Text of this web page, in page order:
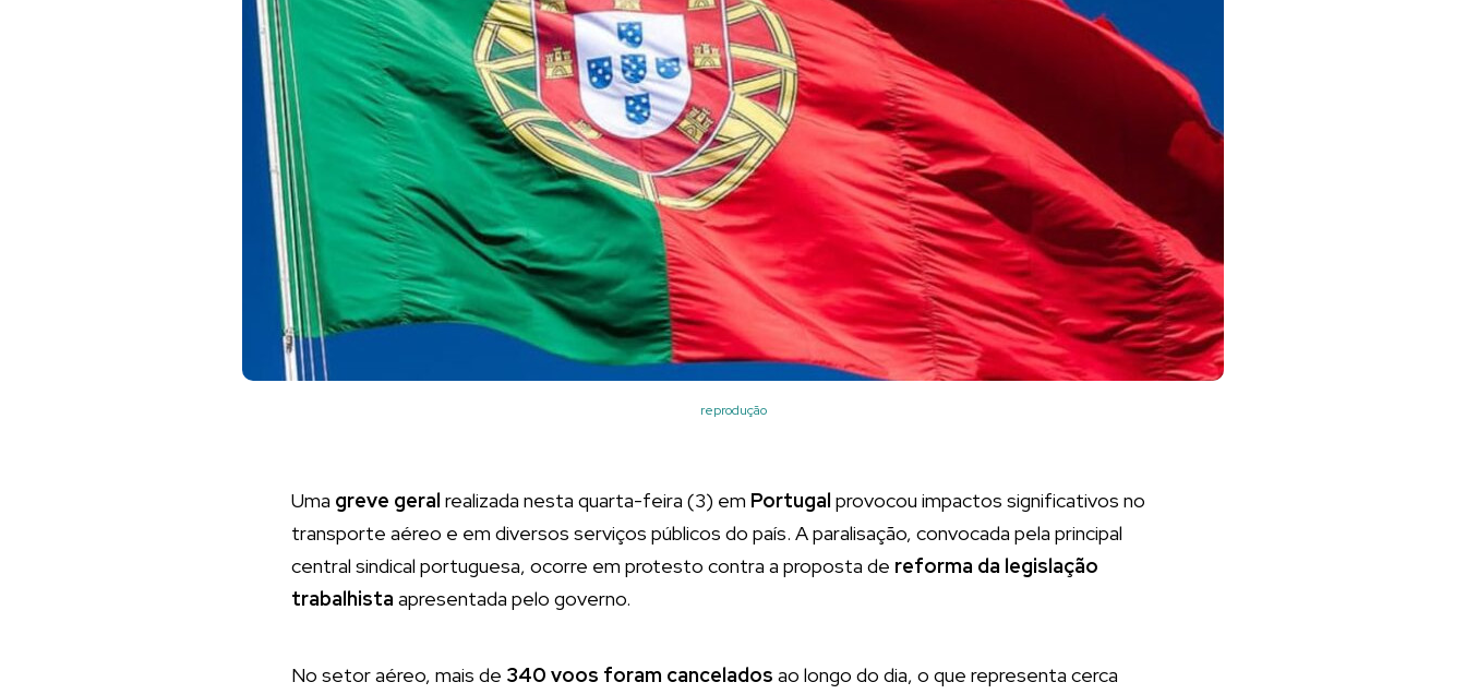
reprodução
Uma greve geral realizada nesta quarta-feira (3) em Portugal provocou impactos significativos no
transporte aéreo e em diversos serviços públicos do país. A paralisação, convocada pela principal
central sindical portuguesa, ocorre em protesto contra a proposta de reforma da legislação
trabalhista apresentada pelo governo.
No setor aéreo, mais de 340 voos foram cancelados ao longo do dia, o que representa cerca